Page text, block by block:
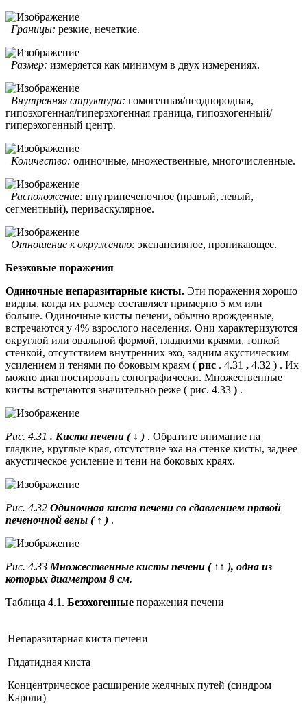
Границы: резкие, нечеткие.
Размер: измеряется как минимум в двух измерениях.
Внутренняя структура: гомогенная/неоднородная,
гипоэхогенная/гиперэхогенная граница, гипоэхогенный/
гиперэхогенный центр.
Количество: одиночные, множественные, многочисленные.
Расположение: внутрипеченочное (правый, левый,
сегментный), периваскулярное.
Отношение к окружению: экспансивное, проникающее.
Безэховые поражения
Одиночные непаразитарные кисты. Эти поражения хорошо
видны, когда их размер составляет примерно 5 мм или
больше. Одиночные кисты печени, обычно врожденные,
встречаются у 4% взрослого населения. Они характеризуются
округлой или овальной формой, гладкими краями, тонкой
стенкой, отсутствием внутренних эхо, задним акустическим
усилением и тенями по боковым краям ( рис . 4.31 , 4.32 ) . Их
можно диагностировать сонографически. Множественные
кисты встречаются значительно реже ( рис. 4.33 ) .
Рис. 4.31 . Киста печени (↓ ) . Обратите внимание на
гладкие, круглые края, отсутствие эха на стенке кисты, заднее
акустическое усиление и тени на боковых краях.
Рис. 4.32 Одиночная киста печени со сдавлением правой
печеночной вены (↑ ) .
Рис. 4.33 Множественные кисты печени (↑↑ ), одна из
которых диаметром 8 см.
Таблица 4.1. Безэхогенные поражения печени
Непаразитарная киста печени
Гидатидная киста
Концентрическое расширение желчных путей (синдром
Кароли)